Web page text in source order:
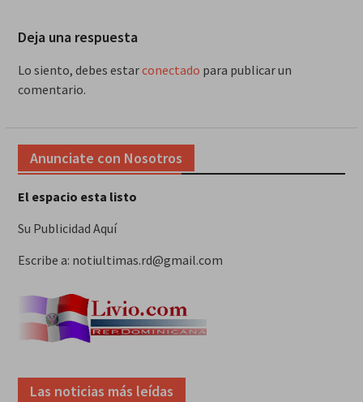
Deja una respuesta
Lo siento, debes estarconectado para publicar un
comentario.
Anunciate con Nosotros
El espacio esta listo
Su Publicidad Aquí
Escribe a: notiultimas.rd@gmail.com
Las noticias más leídas